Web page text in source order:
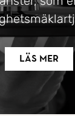
Läs mer